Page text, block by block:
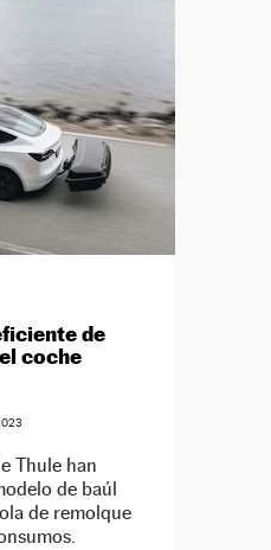
de
coche
Thule han
de baúl
de remolque